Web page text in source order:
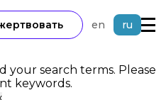
en ru
your search terms. Please
keywords.